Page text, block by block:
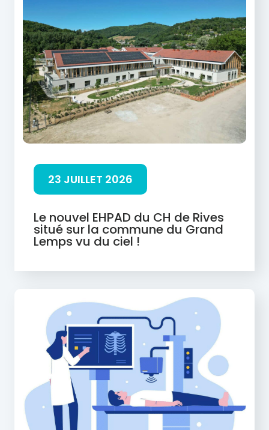
23 JUILLET 2026
Le nouvel EHPAD du CH de Rives
situé sur la commune du Grand
Lemps vu du ciel !